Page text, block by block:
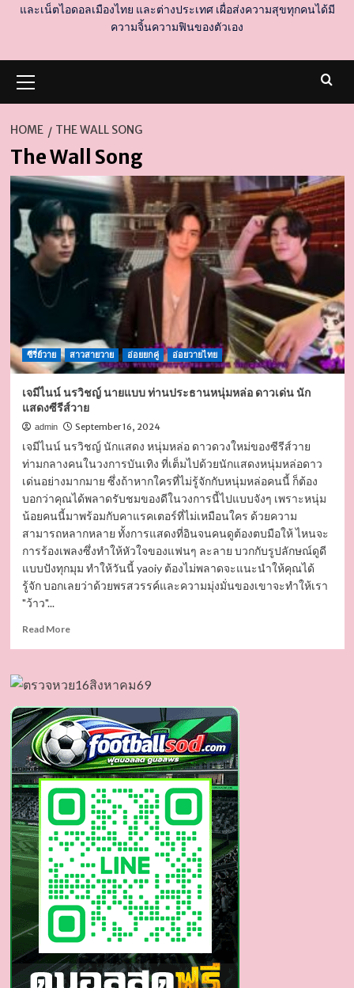
และเน็ตไอดอลเมืองไทย และต่างประเทศ เผื่อส่งความสุขทุกคนได้มี
ความจิ้นความฟินของตัวเอง
Menu
HOME THE WALL SONG
The Wall Song
ซีรี่ย์วาย สาวสายวาย อ่อยยกคู่ อ่อยวายไทย
เจมีไนน์ นรวิชญ์ นายแบบ ท่านประธานหนุ่มหล่อ ดาวเด่น นัก
แสดงซีรีส์วาย
admin September 16, 2024
เจมีไนน์ นรวิชญ์ นักแสดง หนุ่มหล่อ ดาวดวงใหม่ของซีรีส์วาย
ท่ามกลางคนในวงการบันเทิง ที่เต็มไปด้วยนักแสดงหนุ่มหล่อดาว
เด่นอย่างมากมาย ซึ่งถ้าหากใครที่ไม่รู้จักกับหนุ่มหล่อคนนี้ ก็ต้อง
บอกว่าคุณได้พลาดรับชมของดีในวงการนี้ไปแบบจังๆ เพราะหนุ่ม
น้อยคนนี้มาพร้อมกับคาแรคเตอร์ที่ไม่เหมือนใคร ด้วยความ
สามารถหลากหลาย ทั้งการแสดงที่อินจนคนดูต้องตบมือให้ ไหนจะ
การร้องเพลงซึ่งทำให้หัวใจของแฟนๆ ละลาย บวกกับรูปลักษณ์ดูดี
แบบปังทุกมุม ทำให้วันนี้ yaoiy ต้องไม่พลาดจะแนะนำให้คุณได้
รู้จัก บอกเลยว่าด้วยพรสวรรค์และความมุ่งมั่นของเขาจะทำให้เรา
"ว้าว"...
Read MoreRead
มี
นร
วิชญ์
นาย
แบบ
ท่าน
ประธาน
หนุ่ม
หล่อ
ดาว
เด่น
นัก
แสดง
ซี
รีส์
วาย